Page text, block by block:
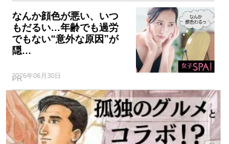
なんか顔色が悪い、いつ
もだるい…年齢でも過労
でもない“意外な原因”が
隠…
2026年06月30日
PR